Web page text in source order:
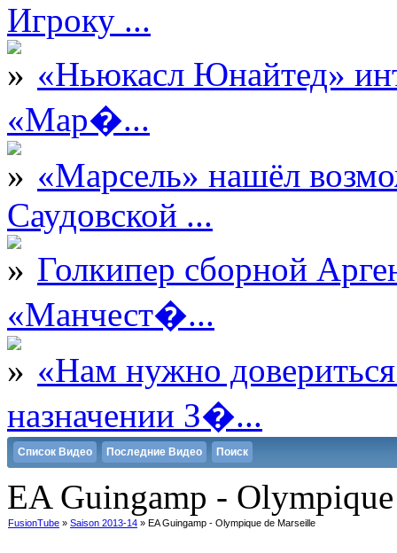
Игроку ...
«Ньюкасл Юнайтед»
«Мар�...
«Марсель» нашёл
Саудовской ...
Голкипер сборной
«Манчест�...
«Нам нужно
назначении З�...
Список Видео Последние Видео Поиск
EA Guingamp -
FusionTube » Saison 2013-14 » EA Guingamp - Olympique de Marseille